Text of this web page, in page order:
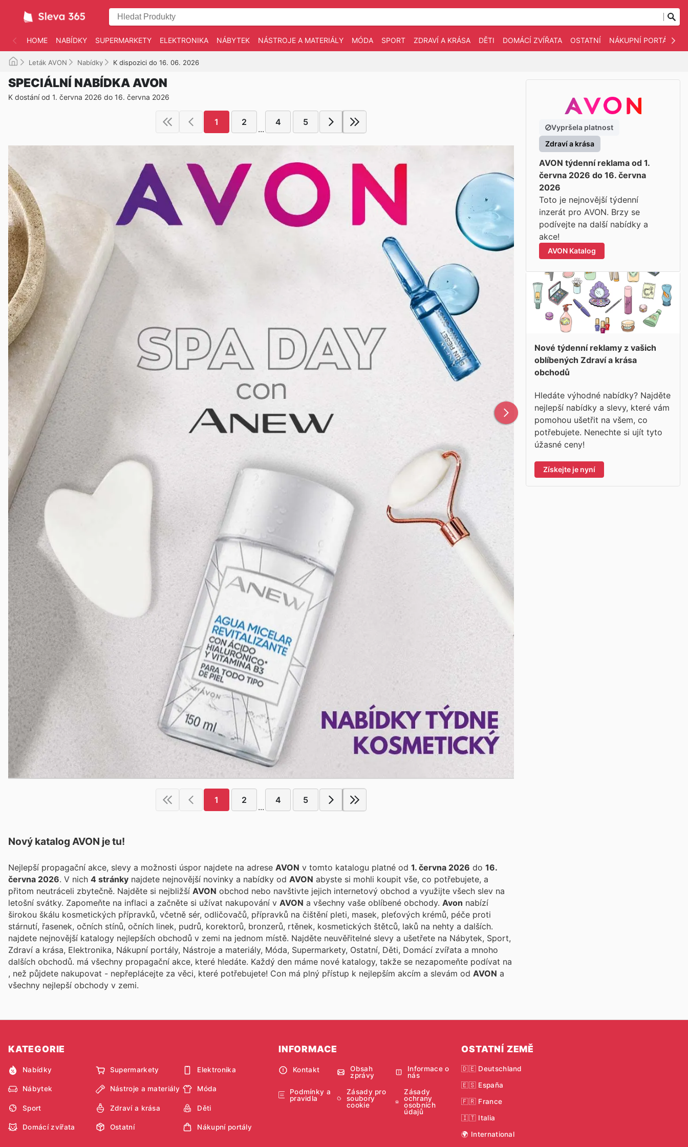
HOME NABÍDKY SUPERMARKETY ELEKTRONIKA NÁBYTEK NÁSTROJE A MATERIÁLY MÓDA SPORT ZDRAVÍ A KRÁSA DĚTI DOMÁCÍ ZVÍŘATA OSTATNÍ NÁKUPNÍ PORTÁLY
Leták AVON Nabídky K dispozici do 16. 06. 2026
SPECIÁLNÍ NABÍDKA AVON
K dostání od 1. června 2026 do 16. června 2026
1 2
...
4 5
1 2
...
4 5
Nový katalog AVON je tu!
Nejlepší propagační akce, slevy a možnosti úspor najdete na adrese AVON v tomto katalogu platné od 1. června 2026 do 16.
června 2026 . V nich 4 stránky najdete nejnovější novinky a nabídky od AVON abyste si mohli koupit vše, co potřebujete, a
přitom neutráceli zbytečně. Najděte si nejbližší AVON obchod nebo navštivte jejich internetový obchod a využijte všech slev na
letošní svátky. Zapomeňte na inflaci a začněte si užívat nakupování v AVON a všechny vaše oblíbené obchody. Avon nabízí
širokou škálu kosmetických přípravků, včetně sér, odličovačů, přípravků na čištění pleti, masek, pleťových krémů, péče proti
stárnutí, řasenek, očních stínů, očních linek, pudrů, korektorů, bronzerů, rtěnek, kosmetických štětců, laků na nehty a dalších.
najdete nejnovější katalogy nejlepších obchodů v zemi na jednom místě. Najděte neuvěřitelné slevy a ušetřete na Nábytek, Sport,
Zdraví a krása, Elektronika, Nákupní portály, Nástroje a materiály, Móda, Supermarkety, Ostatní, Děti, Domácí zvířata a mnoho
dalších obchodů. má všechny propagační akce, které hledáte. Každý den máme nové katalogy, takže se nezapomeňte podívat na
, než půjdete nakupovat - nepřeplácejte za věci, které potřebujete! Con má plný přístup k nejlepším akcím a slevám od AVON a
všechny nejlepší obchody v zemi.
Vypršela platnost
Zdraví a krása
AVON týdenní reklama od 1.
června 2026 do 16. června
2026
Toto je nejnovější týdenní
inzerát pro AVON. Brzy se
podívejte na další nabídky a
akce!
AVON Katalog
Nové týdenní reklamy z vašich
oblíbených Zdraví a krása
obchodů
Hledáte výhodné nabídky? Najděte
nejlepší nabídky a slevy, které vám
pomohou ušetřit na všem, co
potřebujete. Nenechte si ujít tyto
úžasné ceny!
Získejte je nyní
KATEGORIE
Nabídky Supermarkety Elektronika
Nábytek Nástroje a materiály Móda
Sport Zdraví a krása Děti
Domácí zvířata Ostatní Nákupní portály
INFORMACE
Kontakt
Obsah
zprávy
Informace o
nás
Podmínky a
pravidla
Zásady pro
soubory
cookie
Zásady
ochrany
osobních
údajů
OSTATNÍ ZEMĚ
🇩🇪 Deutschland
🇪🇸 España
🇫🇷 France
🇮🇹 Italia
🌍 International